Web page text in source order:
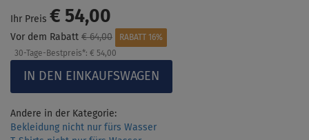
Ihr Preis € 54,00
Vor dem Rabatt € 64,00
RABATT 16%
30-Tage-Bestpreis*: € 54,00
Andere in der Kategorie:
Bekleidung nicht nur fürs Wasser